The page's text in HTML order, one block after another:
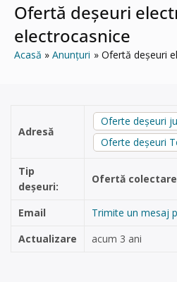
Ofertă deșeuri
electrocasnice
Acasă Anunțuri Ofertă deșeuri
Adresă
Oferte deșeuri
Oferte deșeuri
Tip
deșeuri:
Ofertă colectare
Email
Trimite un mesaj
Actualizare
acum 3 ani